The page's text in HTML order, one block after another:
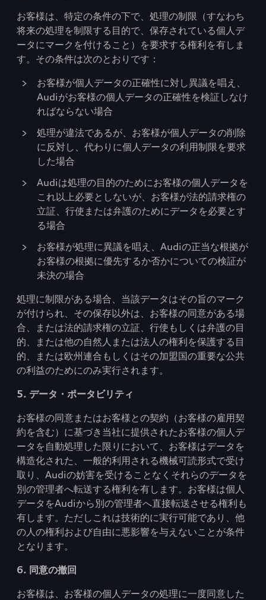
お客様は、特定の条件の下で、処理の制限（すなわち
将来の処理を制限する目的で、保存されている個人デ
ータにマークを付けること）を要求する権利を有しま
す。その条件は次のとおりです：
お客様が個人データの正確性に対し異議を唱え、
Audiがお客様の個人データの正確性を検証しなけ
ればならない場合
処理が違法であるが、お客様が個人データの削除
に反対し、代わりに個人データの利用制限を要求
した場合
Audiは処理の目的のためにお客様の個人データを
これ以上必要としないが、お客様が法的請求権の
立証、行使または弁護のためにデータを必要とす
る場合
お客様が処理に異議を唱え、Audiの正当な根拠が
お客様の根拠に優先するか否かについての検証が
未決の場合
処理に制限がある場合、当該データはその旨のマーク
が付けられ、その保存以外は、お客様の同意がある場
合、または法的請求権の立証、行使もしくは弁護の目
的、または他の自然人または法人の権利を保護する目
的、または欧州連合もしくはその加盟国の重要な公共
の利益のためにのみ実行されます。
5. データ・ポータビリティ
お客様の同意またはお客様との契約（お客様の雇用契
約を含む）に基づき当社に提供されたお客様の個人デ
ータを自動処理した限りにおいて、お客様はデータを
構造化された、一般的利用される機械可読形式で受け
取り、Audiの妨害を受けることなくそれらのデータを
別の管理者へ転送する権利を有します。お客様は個人
データをAudiから別の管理者へ直接転送させる権利も
有します。ただしこれは技術的に実行可能であり、他
の人の権利および自由に悪影響を与えないことが条件
となります。
6. 同意の撤回
お客様は、お客様の個人データの処理に一度同意した